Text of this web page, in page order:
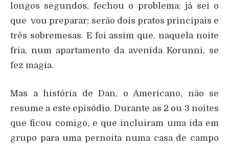
longos segundos, fechou o problema: já sei o
que vou preparar; serão dois pratos principais e
três sobremesas. E foi assim que, naquela noite
fria, num apartamento da avenida Korunni, se
fez magia.
Mas a história de Dan, o Americano, não se
resume a este episódio. Durante as 2 ou 3 noites
que ficou comigo, e que incluiram uma ida em
grupo para uma pernoita numa casa de campo